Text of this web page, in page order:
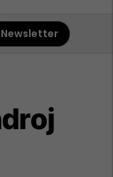
Newsletter